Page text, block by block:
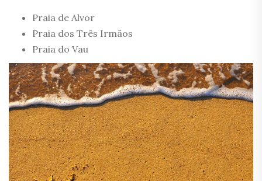
Praia de Alvor
Praia dos Três Irmãos
Praia do Vau